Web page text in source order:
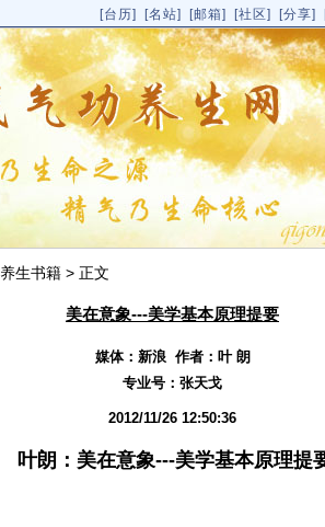
[台历] [名站] [邮箱] [社区] [分享]
养生书籍 > 正文
美在意象---美学基本原理提要
媒体：新浪 作者：叶 朗
专业号： 张天戈
2012/11/26 12:50:36
叶朗：美在意象---美学基本原理提